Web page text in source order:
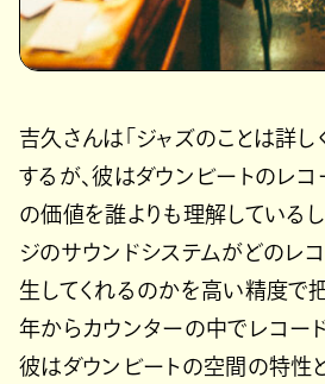
吉久さんは「ジャズのことは詳し
するが、彼はダウンビートのレコ
の価値を誰よりも理解しているし
ジのサウンドシステムがどのレ
生してくれるのかを高い精度で
年からカウンターの中でレコー
彼はダウンビートの空間の特性